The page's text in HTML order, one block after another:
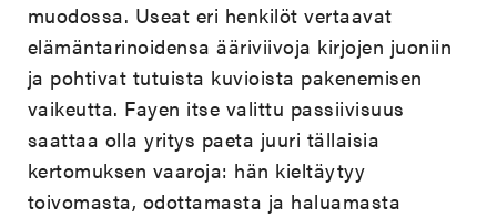
muodossa. Useat eri henkilöt vertaavat
elämäntarinoidensa ääriviivoja kirjojen juoniin
ja pohtivat tutuista kuvioista pakenemisen
vaikeutta. Fayen itse valittu passiivisuus
saattaa olla yritys paeta juuri tällaisia
kertomuksen vaaroja: hän kieltäytyy
toivomasta, odottamasta ja haluamasta